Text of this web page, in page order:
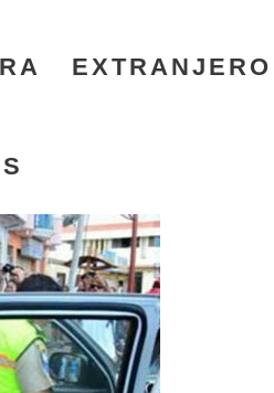
EXTRANJERO